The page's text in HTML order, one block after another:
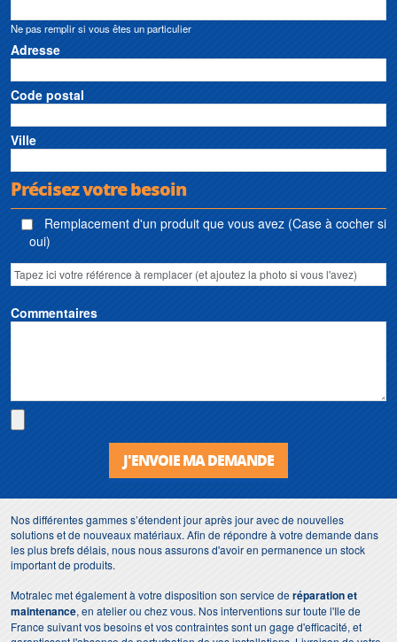
Ne pas remplir si vous êtes un particulier
Adresse
Code postal
Ville
Précisez votre besoin
Remplacement d'un produit que vous avez (Case à cocher si
oui)
Commentaires
J'ENVOIE MA DEMANDE
Nos différentes gammes s’étendent jour après jour avec de nouvelles
solutions et de nouveaux matériaux. Afin de répondre à votre demande dans
les plus brefs délais, nous nous assurons d'avoir en permanence un stock
important de produits.
Motralec met également à votre disposition son service deréparation et
maintenance, en atelier ou chez vous. Nos interventions sur toute l'Ile de
France suivant vos besoins et vos contraintes sont un gage d'efficacité, et